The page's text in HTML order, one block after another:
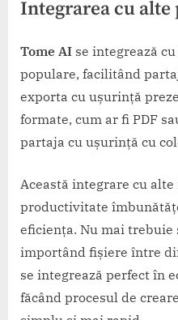
Integrarea cu
Tome AI se integrează
populare, facilitând
exporta cu ușurință
formate, cum ar fi PDF
partaja cu ușurință cu
Această integrare cu
productivitate
eficiența. Nu mai
importând fișiere între
se integrează perfect în
făcând procesul de